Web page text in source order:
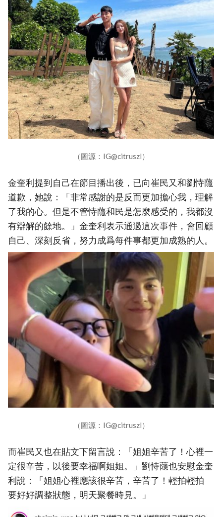
（圖源：IG@citruszl）
金奎利提到自己在節目播出後，已向崔民又和劉恃蘟
道歉，她說：「非常感謝的是反而更加擔心我，理解
了我的心。但是不管恃蘟和民是怎麼感受的，我都沒
有辯解的餘地。」金奎利表示通過這次事件，會回顧
自己、深刻反省，努力成爲每件事都更加成熟的人。
（圖源：IG@citruszl）
而崔民又也在貼文下留言說：「姐姐辛苦了！心裡一
定很辛苦，以後要幸福啊姐姐。」劉恃蘟也安慰金奎
利說：「姐姐心裡應該很辛苦，辛苦了！輕拍輕拍
要好好調整狀態，明天聚餐時見。」